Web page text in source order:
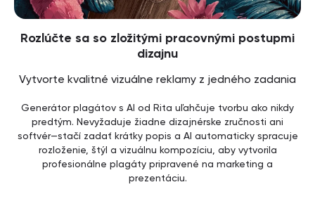
Rozlúčte sa so zložitými pracovnými postupmi
dizajnu
Vytvorte kvalitné vizuálne reklamy z jedného zadania
Generátor plagátov s AI od Rita uľahčuje tvorbu ako nikdy
predtým. Nevyžaduje žiadne dizajnérske zručnosti ani
softvér—stačí zadať krátky popis a AI automaticky spracuje
rozloženie, štýl a vizuálnu kompozíciu, aby vytvorila
profesionálne plagáty pripravené na marketing a
prezentáciu.